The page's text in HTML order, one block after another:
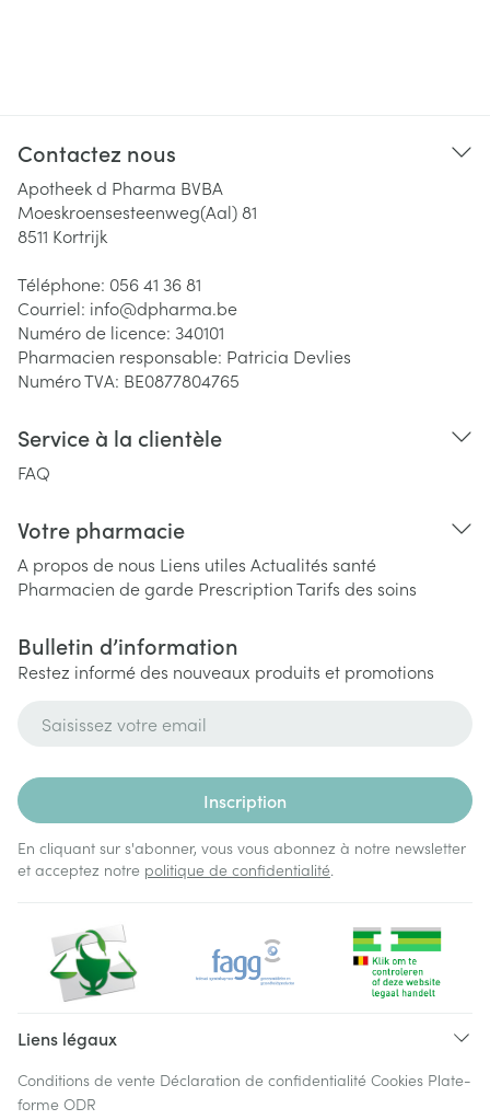
Contactez nous
Apotheek d Pharma BVBA
Moeskroensesteenweg(Aal) 81
8511 Kortrijk
Téléphone: 056 41 36 81
Courriel: info@dpharma.be
Numéro de licence: 340101
Pharmacien responsable: Patricia Devlies
Numéro TVA: BE0877804765
Service à la clientèle
FAQ
Votre pharmacie
A propos de nous Liens utiles Actualités santé
Pharmacien de garde PrescriptionTarifs des soins
Bulletin d’information
Restez informé des nouveaux produits et promotions
Inscription
En cliquant sur s'abonner, vous vous abonnez à notre newsletter
et acceptez notre politique de confidentialité.
Liens légaux
Conditions de vente Déclaration de confidentialité Cookies Plate-
forme ODR